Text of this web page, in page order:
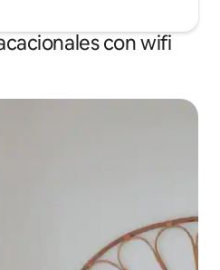
con wifi